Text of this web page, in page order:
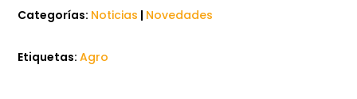
Categorías: Noticias | Novedades
Etiquetas:Agro